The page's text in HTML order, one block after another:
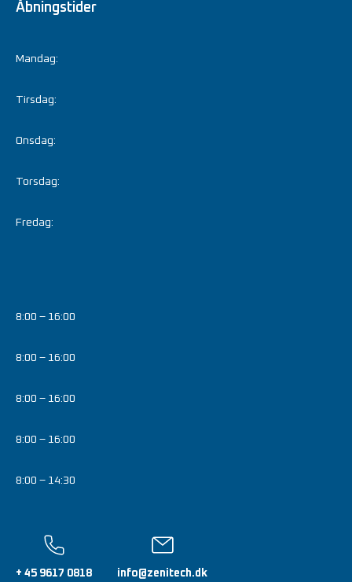
Åbningstider
Mandag:
Tirsdag:
Onsdag:
Torsdag:
Fredag:
8:00 – 16:00
8:00 – 16:00
8:00 – 16:00
8:00 – 16:00
8:00 – 14:30
+ 45 9617 0818 info@zenitech.dk